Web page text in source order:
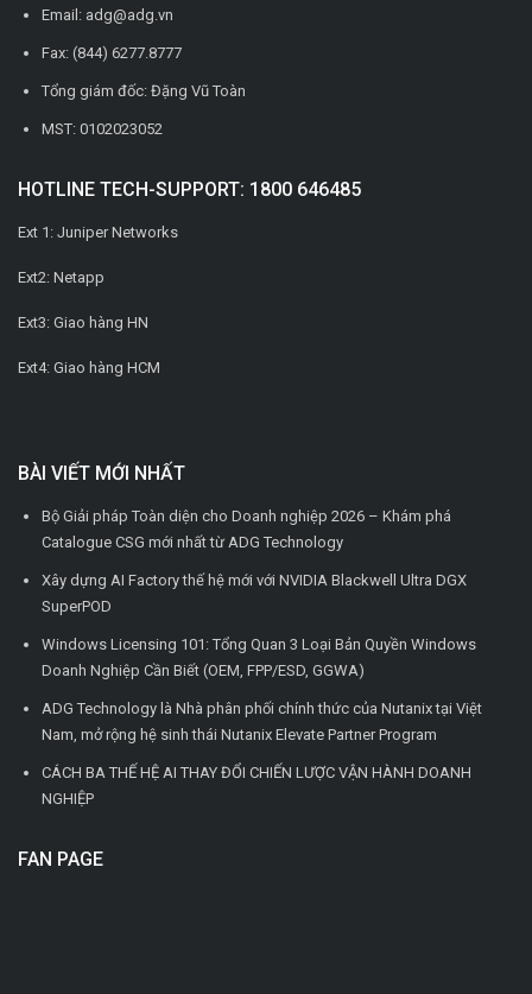
Email: adg@adg.vn
Fax: (844) 6277.8777
Tổng giám đốc: Đặng Vũ Toàn
MST: 0102023052
HOTLINE TECH-SUPPORT: 1800 646485
Ext 1: Juniper Networks
Ext2: Netapp
Ext3: Giao hàng HN
Ext4: Giao hàng HCM
BÀI VIẾT MỚI NHẤT
Bộ Giải pháp Toàn diện cho Doanh nghiệp 2026 – Khám phá
Catalogue CSG mới nhất từ ADG Technology
Xây dựng AI Factory thế hệ mới với NVIDIA Blackwell Ultra DGX
SuperPOD
Windows Licensing 101: Tổng Quan 3 Loại Bản Quyền Windows
Doanh Nghiệp Cần Biết (OEM, FPP/ESD, GGWA)
ADG Technology là Nhà phân phối chính thức của Nutanix tại Việt
Nam, mở rộng hệ sinh thái Nutanix Elevate Partner Program
CÁCH BA THẾ HỆ AI THAY ĐỔI CHIẾN LƯỢC VẬN HÀNH DOANH
NGHIỆP
FAN PAGE